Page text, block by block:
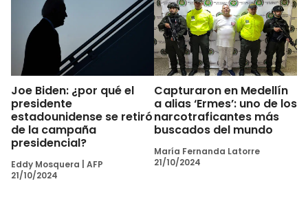
Joe Biden: ¿por qué el
presidente
estadounidense se retiró
de la campaña
presidencial?
Eddy Mosquera
AFP
21/10/2024
Capturaron en Medellín
a alias ‘Ermes’: uno de los
narcotraficantes más
buscados del mundo
María Fernanda Latorre
21/10/2024